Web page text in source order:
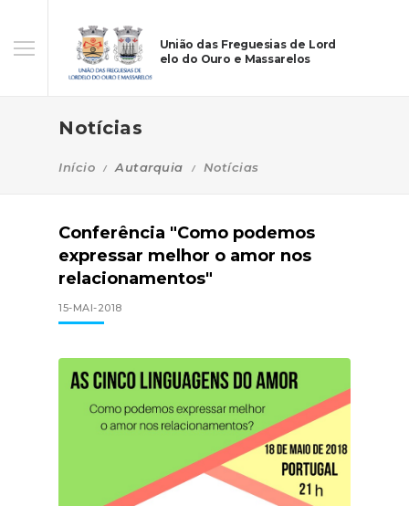
União das Freguesias de Lord
elo do Ouro e Massarelos
Notícias
Início Autarquia Notícias
Conferência "Como podemos
expressar melhor o amor nos
relacionamentos"
15-MAI-2018